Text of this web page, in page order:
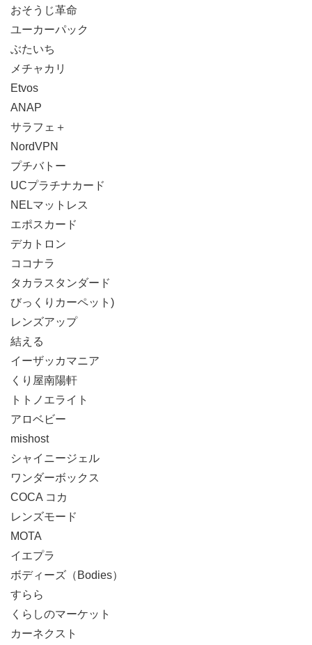
おそうじ革命
ユーカーパック
ぶたいち
メチャカリ
Etvos
ANAP
サラフェ＋
NordVPN
プチバトー
UCプラチナカード
NELマットレス
エポスカード
デカトロン
ココナラ
タカラスタンダード
びっくりカーペット)
レンズアップ
結える
イーザッカマニア
くり屋南陽軒
トトノエライト
アロベビー
mishost
シャイニージェル
ワンダーボックス
COCA コカ
レンズモード
MOTA
イエプラ
ボディーズ（Bodies）
すらら
くらしのマーケット
カーネクスト